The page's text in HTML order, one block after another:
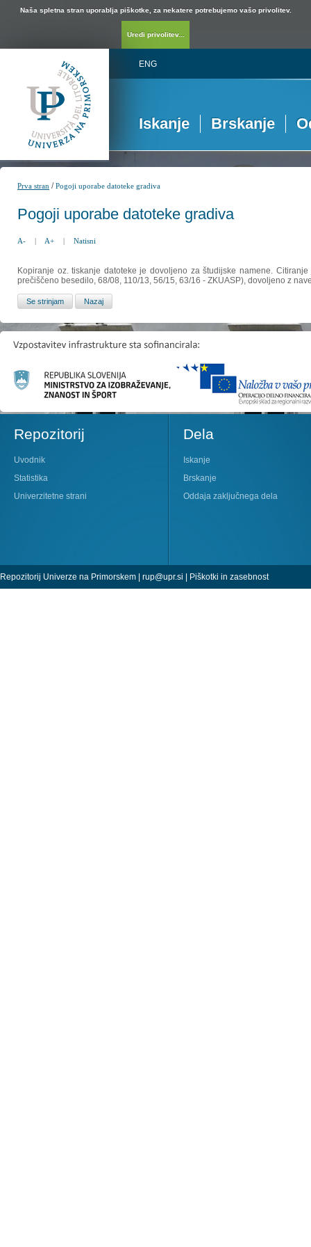
Naša spletna stran uporablja piškotke, za nekatere potrebujemo vašo privolitev.
Uredi privolitev...
ENG
Iskanje Brskanje
Prva stran /Pogoji uporabe datoteke gradiva
Pogoji uporabe datoteke gradiva
A- | A+ | Natisni
Kopiranje oz. tiskanje datoteke je dovoljeno za študijske namene.
prečiščeno besedilo, 68/08, 110/13, 56/15, 63/16 - ZKUASP), dovoljeno z
Repozitorij
Uvodnik
Statistika
Univerzitetne strani
Dela
Iskanje
Brskanje
Oddaja zaključnega dela
Repozitorij Univerze na Primorskem | rup@upr.si | Piškotki in zasebnost